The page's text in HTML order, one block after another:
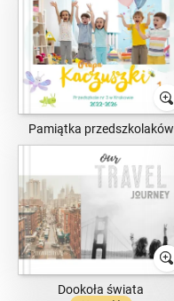
Pamiątka przedszkolaków
Dookoła świata